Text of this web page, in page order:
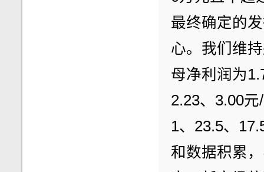
最终确定的
心。我们维
母净利润为
2.23、3.00
1、23.5、
和数据积累